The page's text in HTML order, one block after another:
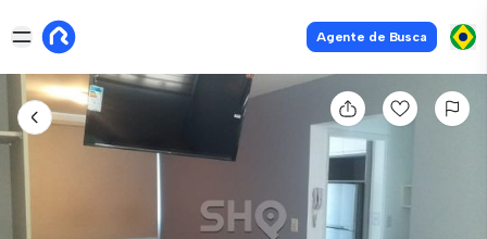
Agente de Busca